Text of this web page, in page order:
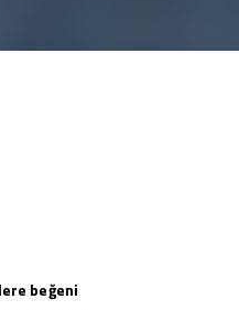
beğeni